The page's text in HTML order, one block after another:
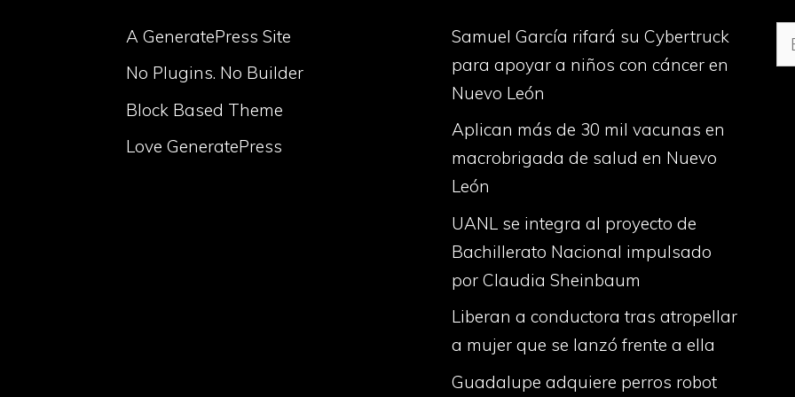
A GeneratePress Site
No Plugins. No Builder
Block Based Theme
Love GeneratePress
Samuel García rifará su Cybertruck
para apoyar a niños con cáncer en
Nuevo León
Aplican más de 30 mil vacunas en
macrobrigada de salud en Nuevo
León
UANL se integra al proyecto de
Bachillerato Nacional impulsado
por Claudia Sheinbaum
Liberan a conductora tras atropellar
a mujer que se lanzó frente a ella
Guadalupe adquiere perros robot